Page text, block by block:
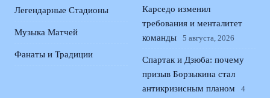
Легендарные Стадионы
Музыка Матчей
Фанаты и Традиции
Карседо изменил
требования и менталитет
команды
5 августа, 2026
Спартак и Дзюба: почему
призыв Борзыкина стал
антикризисным планом
4